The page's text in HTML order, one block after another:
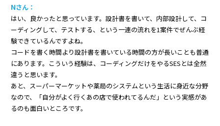
Nさん：
はい、良かったと思っています。設計書を書いて、内部設計して、コ
ーディングして、テストする、という一連の流れを1案件でぜんぶ経
験できているんですよね。
コードを書く時間より設計書を書いている時間の方が長いことも普通
にあります。こういう経験は、コーディングだけをやるSESとは全然
違うと思います。
あと、スーパーマーケットや薬局のシステムという生活に身近な分野
なので、「自分がよく行くあの店で使われてるんだ」という実感があ
るのも面白いところです。